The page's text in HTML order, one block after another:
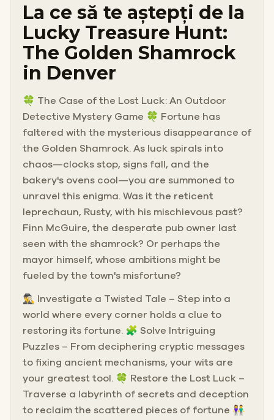
La ce să te aștepți de la
Lucky Treasure Hunt:
The Golden Shamrock
in Denver
🍀 The Case of the Lost Luck: An Outdoor
Detective Mystery Game 🍀 Fortune has
faltered with the mysterious disappearance of
the Golden Shamrock. As luck spirals into
chaos—clocks stop, signs fall, and the
bakery's ovens cool—you are summoned to
unravel this enigma. Was it the reticent
leprechaun, Rusty, with his mischievous past?
Finn McGuire, the desperate pub owner last
seen with the shamrock? Or perhaps the
mayor himself, whose ambitions might be
fueled by the town's misfortune?
🕵️‍♂️ Investigate a Twisted Tale – Step into a
world where every corner holds a clue to
restoring its fortune. 🧩 Solve Intriguing
Puzzles – From deciphering cryptic messages
to fixing ancient mechanisms, your wits are
your greatest tool. 🍀 Restore the Lost Luck –
Traverse a labyrinth of secrets and deception
to reclaim the scattered pieces of fortune 👫